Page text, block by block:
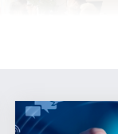
Аксайского